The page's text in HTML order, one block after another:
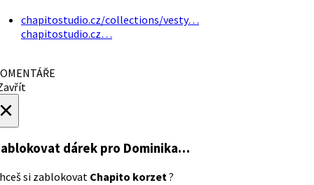
chapitostudio.cz/collections/vesty…
chapitostudio.cz…
dárek pro Dominika…
si zablokovat Chapito korzet?